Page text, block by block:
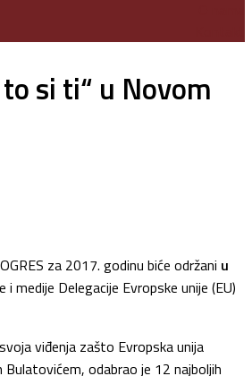
si ti“ u Novom
za 2017. godinu biće održani u
medije Delegacije Evropske unije (EU)
viđenja zašto Evropska unija
odabrao je 12 najboljih